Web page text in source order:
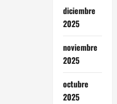
diciembre
2025
noviembre
2025
octubre
2025